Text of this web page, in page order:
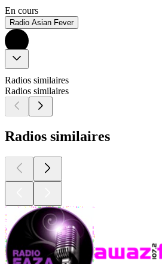
En cours
Radio Asian Fever
Radios similaires
Radios similaires
Radios similaires